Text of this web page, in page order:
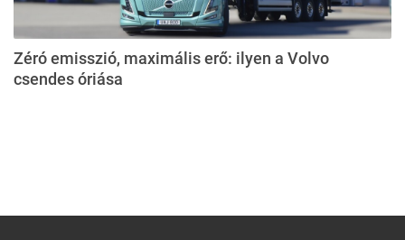
Zéró emisszió, maximális erő: ilyen a Volvo
csendes óriása